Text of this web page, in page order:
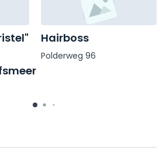
Hairboss
Polderweg 96